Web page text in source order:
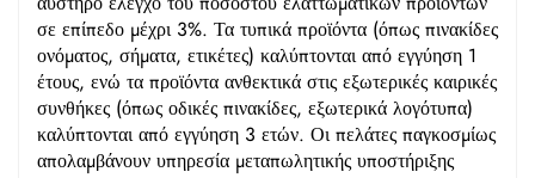
σε επίπεδο μέχρι 3%. Τα τυπικά προϊόντα (όπως πινακίδες
ονόματος, σήματα, ετικέτες) καλύπτονται από εγγύηση 1
έτους, ενώ τα προϊόντα ανθεκτικά στις εξωτερικές καιρικές
συνθήκες (όπως οδικές πινακίδες, εξωτερικά λογότυπα)
καλύπτονται από εγγύηση 3 ετών. Οι πελάτες παγκοσμίως
απολαμβάνουν υπηρεσία μεταπωλητικής υποστήριξης